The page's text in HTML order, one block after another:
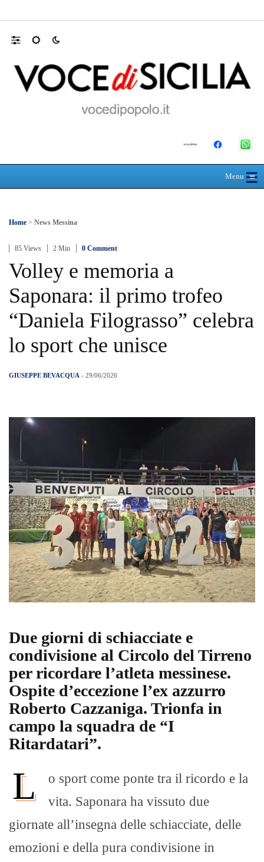
Menu≡
☰
Home > News Messina
85 Views 2 Min 0 Comment
Volley e memoria a
Saponara: il primo trofeo
“Daniela Filograsso” celebra
lo sport che unisce
GIUSEPPE BEVACQUA - 29/06/2026
Due giorni di schiacciate e
condivisione al Circolo del Tirreno
per ricordare l’atleta messinese.
Ospite d’eccezione l’ex azzurro
Roberto Cazzaniga. Trionfa in
campo la squadra de “I
Ritardatari”.
L
o sport come ponte tra il ricordo e la
vita. Saponara ha vissuto due
giornate all’insegna delle schiacciate, delle
emozioni e della pura condivisione in